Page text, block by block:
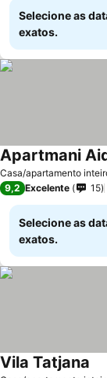
Selecione as
exatos.
Casa/apartamento
Apartmani
9,2 Excelente 15
Selecione as
exatos.
Vila Tatjana